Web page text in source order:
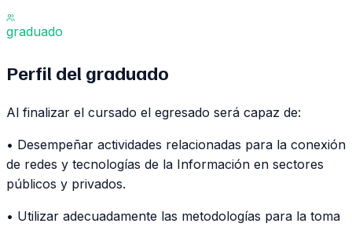
graduado
Perfil del graduado
Al finalizar el cursado el egresado será capaz de:
• Desempeñar actividades relacionadas para la conexión
de redes y tecnologías de la Información en sectores
públicos y privados.
• Utilizar adecuadamente las metodologías para la toma